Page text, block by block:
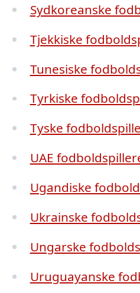
Sydkoreanske
Tjekkiske
Tunesiske
Tyrkiske
Tyske
UAE
Ugandiske
Ukrainske
Ungarske
Uruguayanske